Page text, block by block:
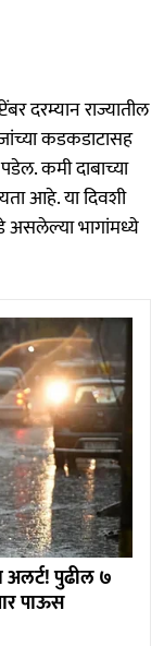
दरम्यान राज्यातील
कडकडाटासह
कमी दाबाच्या
आहे. या दिवशी
असलेल्या भागांमध्ये
पुढील ७
पाऊस